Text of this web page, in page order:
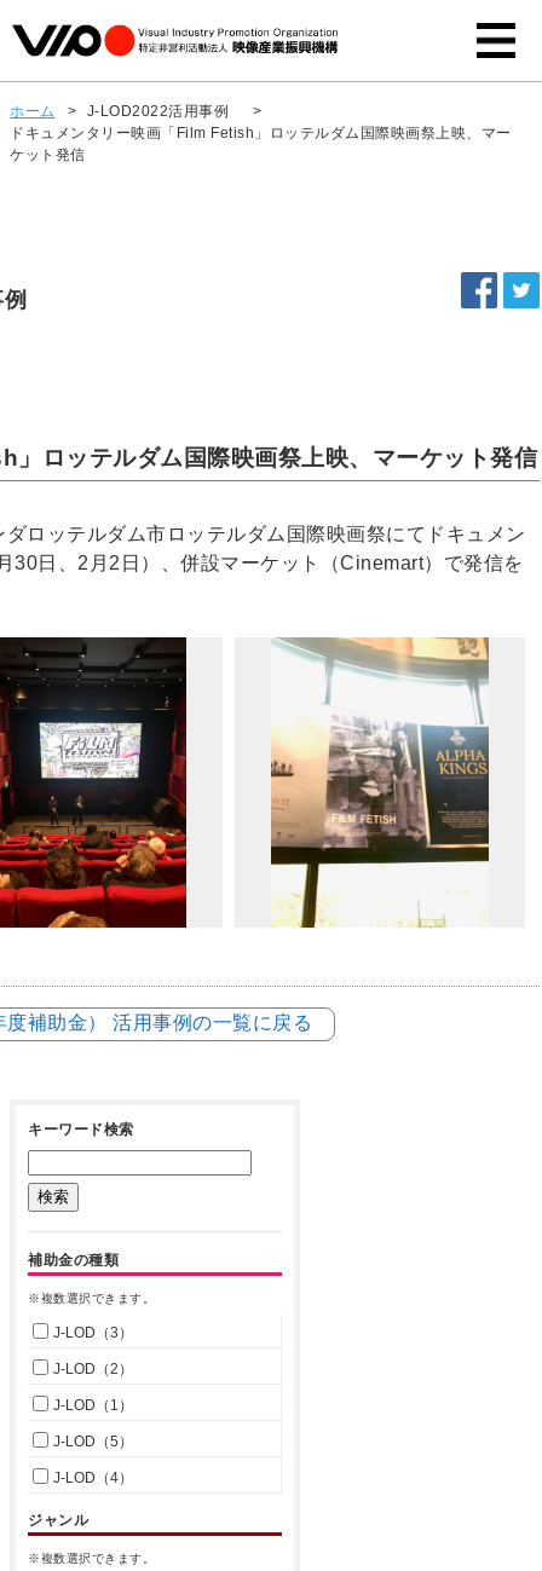
ホーム > J-LOD2022活用事例
>
ドキュメンタリー映画「Film Fetish」ロッテルダム国際映画祭上映、マー
ケット発信
ロッテルダム国際映画祭上映、マーケット発信
ロッテルダム市ロッテルダム国際映画祭にてドキュメン
日、2月2日）、併設マーケット（Cinemart）で発信を
補助金） 活用事例の一覧に戻る
キーワード検索
補助金の種類
※複数選択できます。
J-LOD（3）
J-LOD（2）
J-LOD（1）
J-LOD（5）
J-LOD（4）
ジャンル
※複数選択できます。